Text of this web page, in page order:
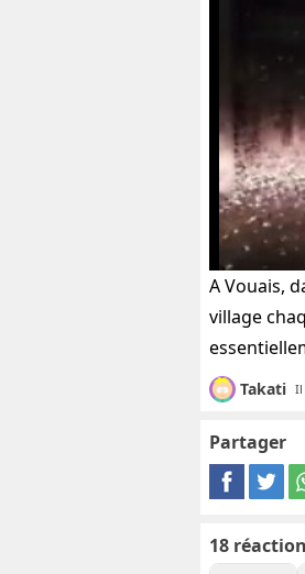
A Vouais,
village
Takati Il
Partager
18